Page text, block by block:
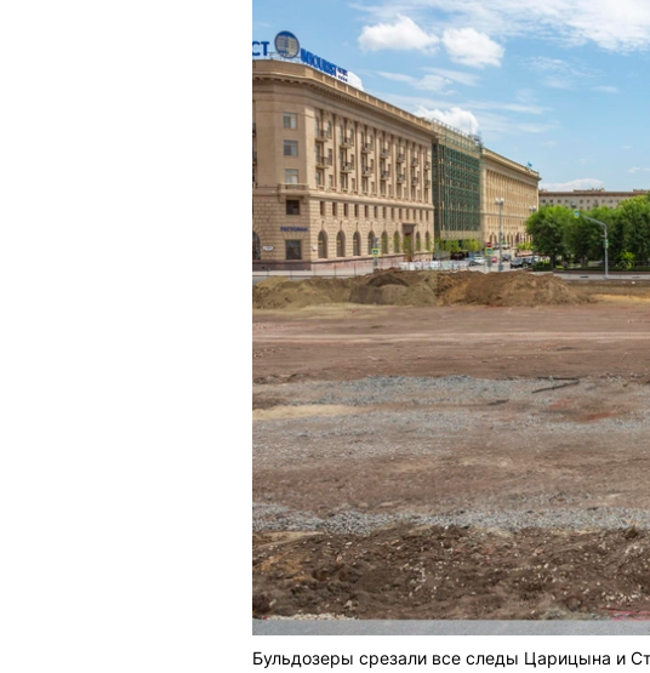
Бульдозеры срезали все следы Царицына и